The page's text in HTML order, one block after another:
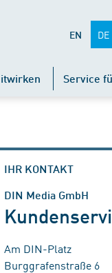
EN DE
Service
IHR KONTAKT
DIN Media GmbH
Am DIN-Platz
Burggrafenstraße 6